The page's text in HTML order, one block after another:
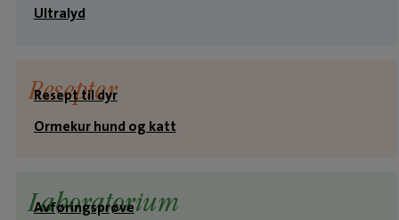
Ultralyd
Resepter
Resept til dyr
Ormekur hund og katt
Laboratorium
Avføringsprøve